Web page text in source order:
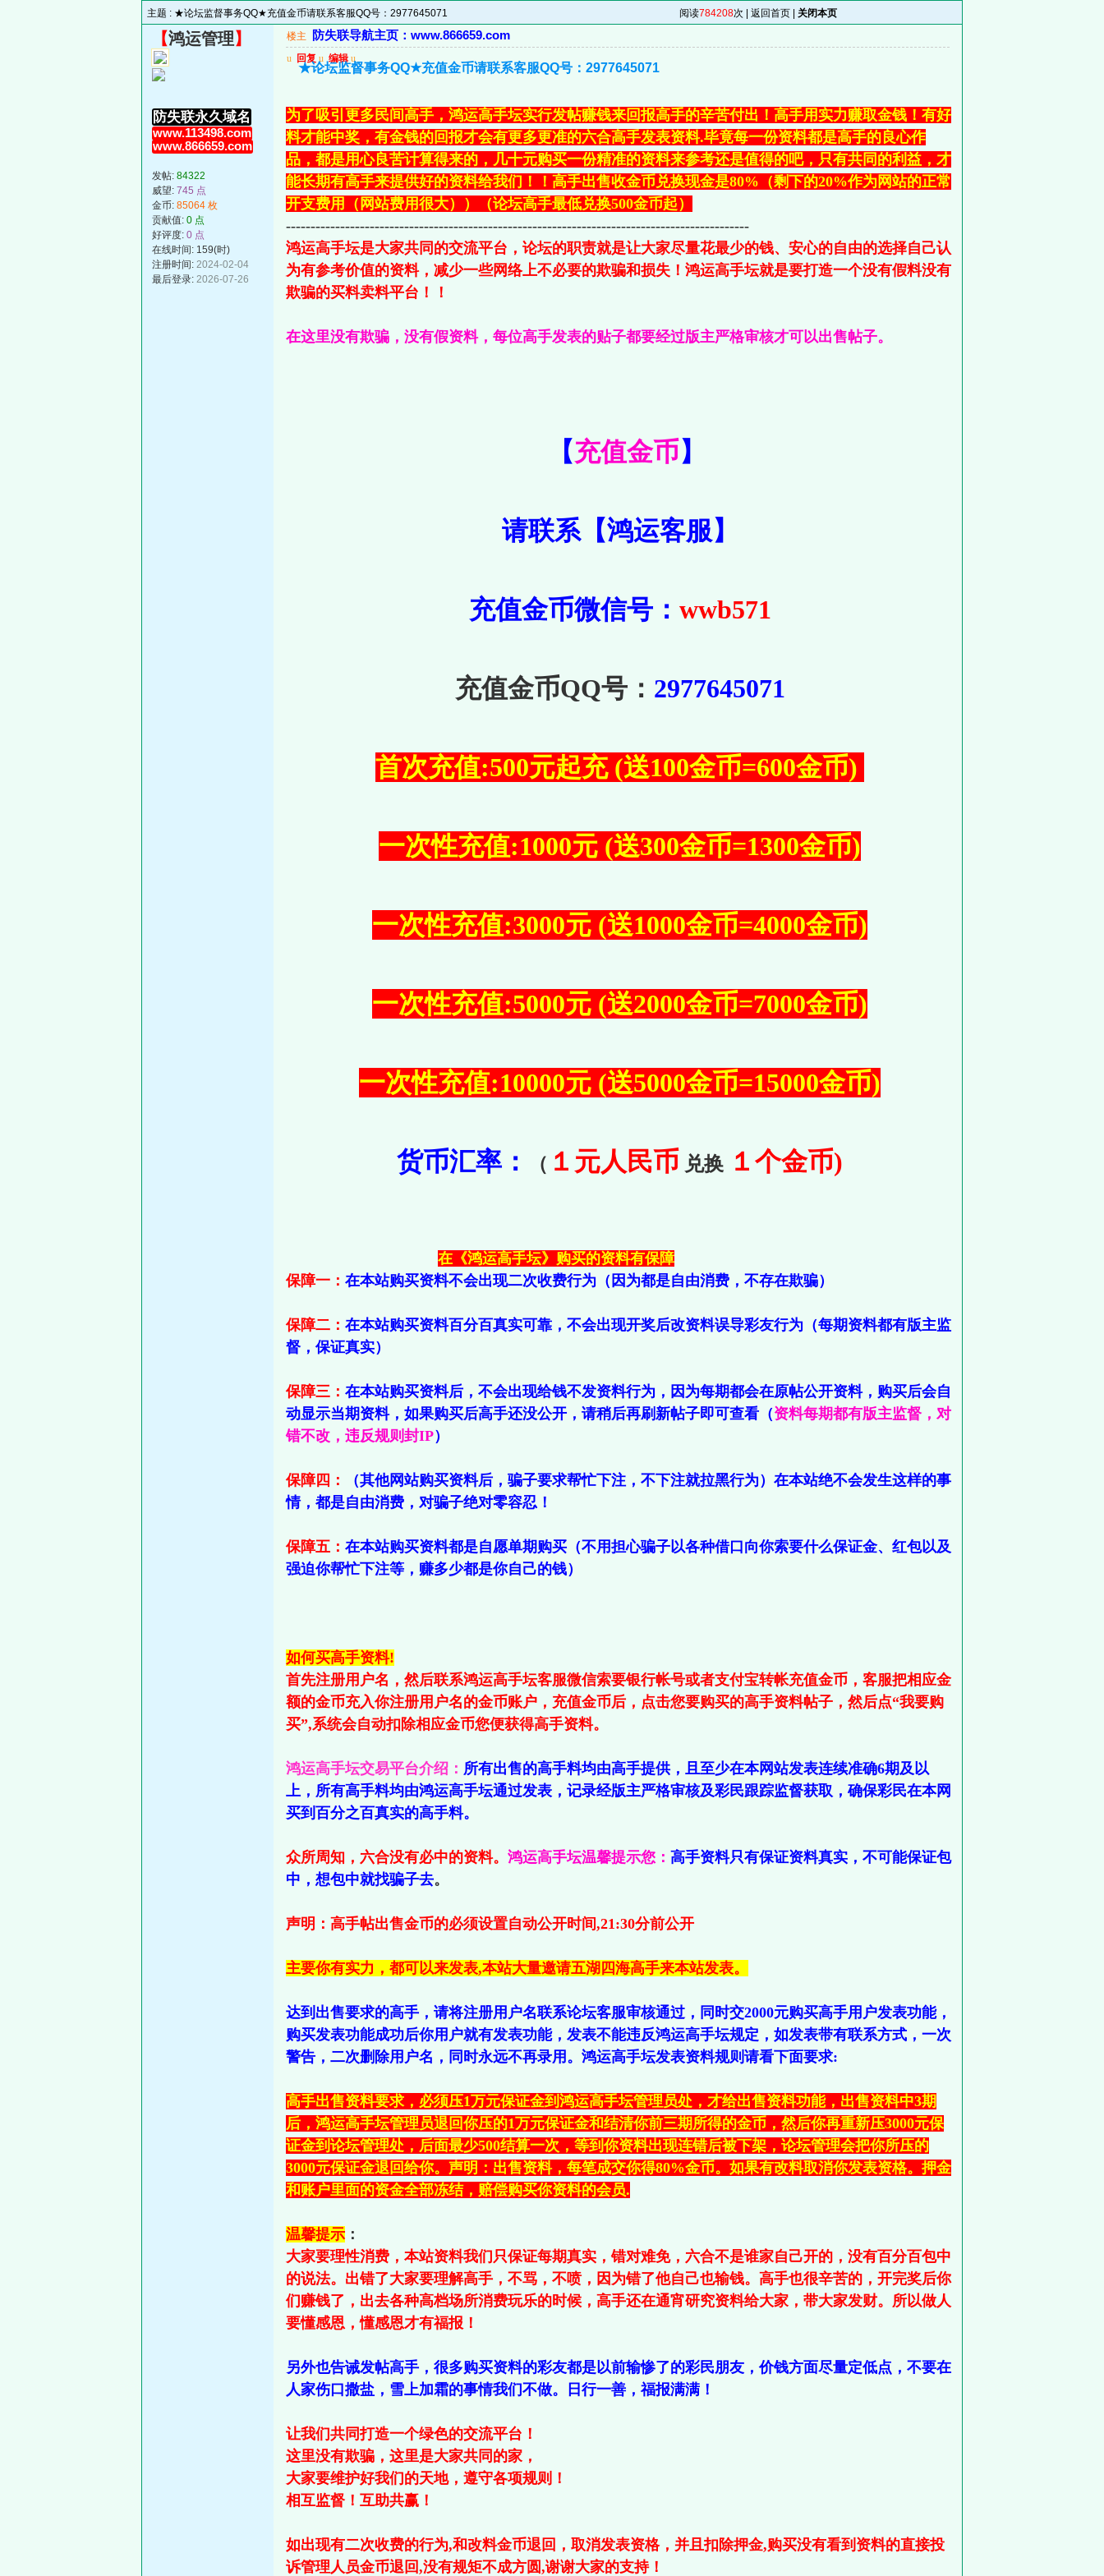
主题 : ★论坛监督事务QQ★充值金币请联系客服QQ号：2977645071 阅读784208次 | 返回首页 关闭本页
【鸿运管理】
防失联永久域名
www.113498.com
www.866659.com
发帖: 84322
威望: 745 点
金币: 85064 枚
贡献值: 0 点
好评度: 0 点
在线时间: 159(时)
注册时间: 2024-02-04
最后登录: 2026-07-26
楼主 防失联导航主页：www.866659.com
u 回复 u 编辑 u
★论坛监督事务QQ★充值金币请联系客服QQ号：2977645071
为了吸引更多民间高手，鸿运高手坛实行发帖赚钱来回报高手的辛苦付出！高手用实力赚取金钱！有好
料才能中奖，有金钱的回报才会有更多更准的六合高手发表资料.毕竟每一份资料都是高手的良心作
品，都是用心良苦计算得来的，几十元购买一份精准的资料来参考还是值得的吧，只有共同的利益，才
能长期有高手来提供好的资料给我们！！高手出售收金币兑换现金是80%（剩下的20%作为网站的正常
开支费用（网站费用很大））（论坛高手最低兑换500金币起）
----------------------------------------------------------------------------------------------
鸿运高手坛是大家共同的交流平台，论坛的职责就是让大家尽量花最少的钱、安心的自由的选择自己认
为有参考价值的资料，减少一些网络上不必要的欺骗和损失！鸿运高手坛就是要打造一个没有假料没有
欺骗的买料卖料平台！！
在这里没有欺骗，没有假资料，每位高手发表的贴子都要经过版主严格审核才可以出售帖子。
【充值金币】
请联系【鸿运客服】
充值金币微信号： wwb571
充值金币QQ号： 2977645071
首次充值:500元起充 (送100金币=600金币)
一次性充值:1000元 (送300金币=1300金币)
一次性充值:3000元 (送1000金币=4000金币)
一次性充值:5000元 (送2000金币=7000金币)
一次性充值:10000元 (送5000金币=15000金币)
货币汇率： （ １元人民币 兑换 １个金币)
在《鸿运高手坛》购买的资料有保障
保障一： 在本站购买资料不会出现二次收费行为（因为都是自由消费，不存在欺骗）
保障二： 在本站购买资料百分百真实可靠，不会出现开奖后改资料误导彩友行为（每期资料都有版主监
督，保证真实）
保障三： 在本站购买资料后，不会出现给钱不发资料行为，因为每期都会在原帖公开资料，购买后会自
动显示当期资料，如果购买后高手还没公开，请稍后再刷新帖子即可查看（资料每期都有版主监督，对
错不改，违反规则封IP）
保障四：
（其他网站购买资料后，骗子要求帮忙下注，不下注就拉黑行为）在本站绝不会发生这样的事
情，都是自由消费，对骗子绝对零容忍！
保障五： 在本站购买资料都是自愿单期购买（不用担心骗子以各种借口向你索要什么保证金、红包以及
强迫你帮忙下注等，赚多少都是你自己的钱）
如何买高手资料!
首先注册用户名，然后联系鸿运高手坛客服微信索要银行帐号或者支付宝转帐充值金币，客服把相应金
额的金币充入你注册用户名的金币账户，充值金币后，点击您要购买的高手资料帖子，然后点“我要购
买”,系统会自动扣除相应金币您便获得高手资料。
鸿运高手坛交易平台介绍： 所有出售的高手料均由高手提供，且至少在本网站发表连续准确6期及以
上，所有高手料均由鸿运高手坛通过发表，记录经版主严格审核及彩民跟踪监督获取，确保彩民在本网
买到百分之百真实的高手料。
众所周知，六合没有必中的资料。 鸿运高手坛温馨提示您： 高手资料只有保证资料真实，不可能保证包
中，想包中就找骗子去。
声明：高手帖出售金币的必须设置自动公开时间,21:30分前公开
主要你有实力，都可以来发表,本站大量邀请五湖四海高手来本站发表。
达到出售要求的高手，请将注册用户名联系论坛客服审核通过，同时交2000元购买高手用户发表功能，
购买发表功能成功后你用户就有发表功能，发表不能违反鸿运高手坛规定，如发表带有联系方式，一次
警告，二次删除用户名，同时永远不再录用。鸿运高手坛发表资料规则请看下面要求:
高手出售资料要求，必须压1万元保证金到鸿运高手坛管理员处，才给出售资料功能，出售资料中3期
后，鸿运高手坛管理员退回你压的1万元保证金和结清你前三期所得的金币，然后你再重新压3000元保
证金到论坛管理处，后面最少500结算一次，等到你资料出现连错后被下架，论坛管理会把你所压的
3000元保证金退回给你。声明：出售资料，每笔成交你得80%金币。如果有改料取消你发表资格。押金
和账户里面的资金全部冻结，赔偿购买你资料的会员.
温馨提示 ：
大家要理性消费，本站资料我们只保证每期真实，错对难免，六合不是谁家自己开的，没有百分百包中
的说法。出错了大家要理解高手，不骂，不喷，因为错了他自己也输钱。高手也很辛苦的，开完奖后你
们赚钱了，出去各种高档场所消费玩乐的时候，高手还在通宵研究资料给大家，带大家发财。所以做人
要懂感恩，懂感恩才有福报！
另外也告诫发帖高手，很多购买资料的彩友都是以前输惨了的彩民朋友，价钱方面尽量定低点，不要在
人家伤口撒盐，雪上加霜的事情我们不做。日行一善，福报满满！
让我们共同打造一个绿色的交流平台！
这里没有欺骗，这里是大家共同的家，
大家要维护好我们的天地，遵守各项规则！
相互监督！互助共赢！
如出现有二次收费的行为,和改料金币退回，取消发表资格，并且扣除押金,购买没有看到资料的直接投
诉管理人员金币退回,没有规矩不成方圆,谢谢大家的支持！